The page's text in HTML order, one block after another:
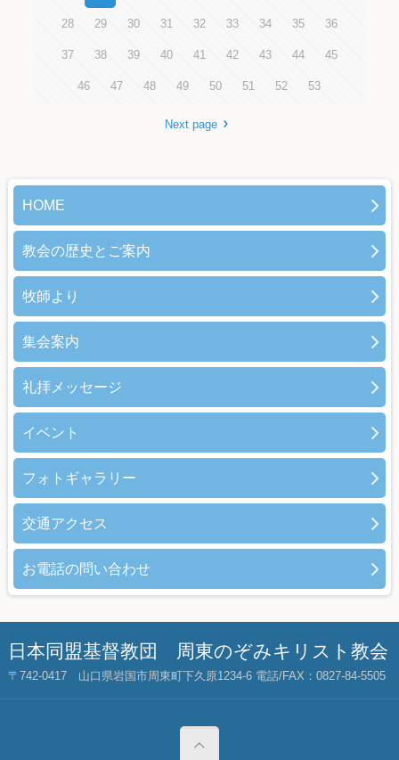
28 29 30 31 32 33 34 35 36
37 38 39 40 41 42 43 44 45
46 47 48 49 50 51 52 53
Next page
HOME
教会の歴史とご案内
牧師より
集会案内
礼拝メッセージ
イベント
フォトギャラリー
交通アクセス
お電話の問い合わせ
日本同盟基督教団 周東のぞみキリスト教会
〒742-0417 山口県岩国市周東町下久原1234-6 電話/FAX：0827-84-5505